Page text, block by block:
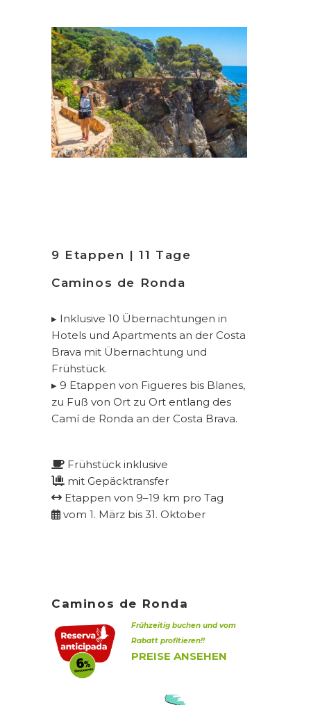
9 Etappen | 11 Tage
Caminos de Ronda
▸ Inklusive 10 Übernachtungen in
Hotels und Apartments an der Costa
Brava mit Übernachtung und
Frühstück.
▸ 9 Etappen von Figueres bis Blanes,
zu Fuß von Ort zu Ort entlang des
Camí de Ronda an der Costa Brava.
Frühstück inklusive
mit Gepäcktransfer
Etappen von 9–19 km pro Tag
vom 1. März bis 31. Oktober
Caminos de Ronda
Frühzeitig buchen undvom
Rabatt profitieren!!
PREISE ANSEHEN